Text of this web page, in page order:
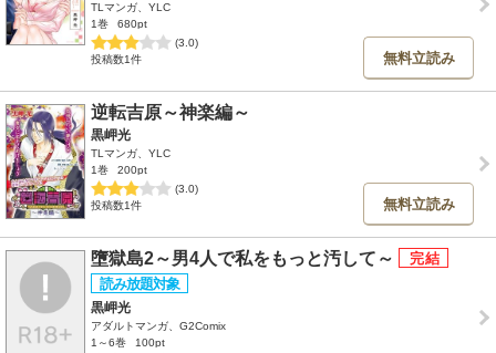
TLマンガ、YLC
1巻
680pt
(3.0)
投稿数1件
無料立読み
逆転吉原～神楽編～
黒岬光
TLマンガ、YLC
1巻
200pt
(3.0)
投稿数1件
無料立読み
墮獄島2～男4人で私をもっと汚して～
黒岬光
アダルトマンガ、G2Comix
1～6巻
100pt